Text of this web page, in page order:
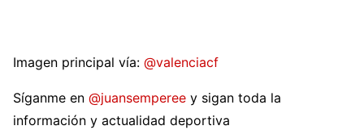
Imagen principal vía: @valenciacf
Síganme en @juansemperee y sigan toda la
información y actualidad deportiva